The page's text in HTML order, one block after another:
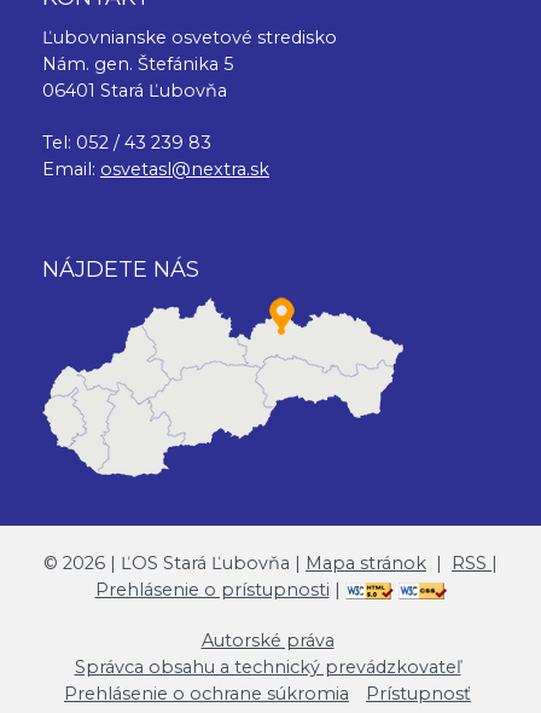
Ľubovnianske osvetové stredisko
Nám. gen. Štefánika 5
06401 Stará Ľubovňa
Tel: 052 / 43 239 83
Email: osvetasl@nextra.sk
NÁJDETE NÁS
© 2026 | ĽOS Stará Ľubovňa | Mapa stránok | RSS |
Prehlásenie o prístupnosti |
Autorské práva
Správca obsahu a technický prevádzkovateľ
Prehlásenie o ochrane súkromia
Prístupnosť